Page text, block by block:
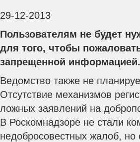
29-12-2013
Пользователям не будет
для того, чтобы
запрещенной информацией.
Ведомство также не
Отсутствие механизмов
ложных заявлений на
В Роскомнадзоре не стали
недобросовестных жалоб, но